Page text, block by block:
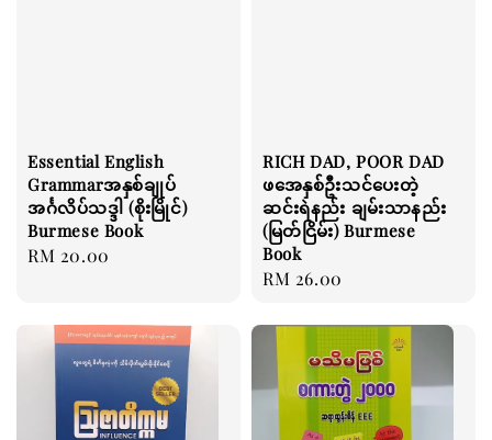
Essential English
Grammarအနှစ်ချုပ်
အင်္ဂလိပ်သဒ္ဒါ (စိုးမြိုင်)
Burmese Book
Regular
RM 20.00
RICH DAD, POOR DAD
ဖအေနှစ်ဦးသင်ပေးတဲ့
ဆင်းရဲနည်း ချမ်းသာနည်း
(မြတ်ငြိမ်း) Burmese
Book
Regular
RM 26.00